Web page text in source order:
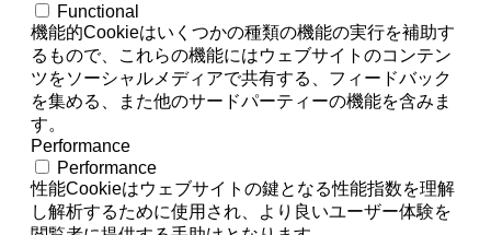
Functional
機能的Cookieはいくつかの種類の機能の実行を補助す
るもので、これらの機能にはウェブサイトのコンテン
ツをソーシャルメディアで共有する、フィードバック
を集める、また他のサードパーティーの機能を含みま
す。
Performance
Performance
性能Cookieはウェブサイトの鍵となる性能指数を理解
し解析するために使用され、より良いユーザー体験を